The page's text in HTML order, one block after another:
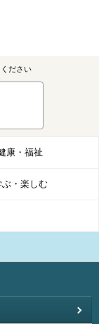
ださい
康・福祉
ぶ・楽しむ